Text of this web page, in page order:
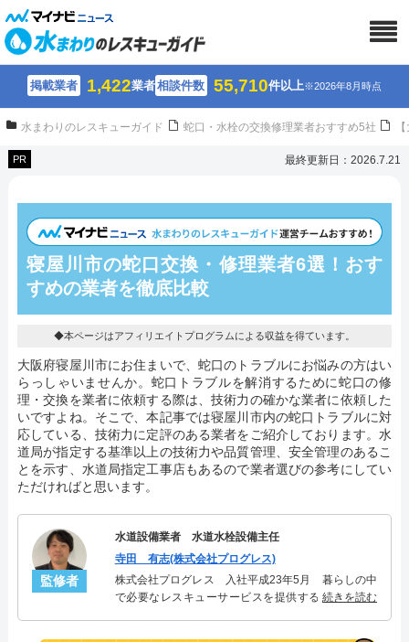
掲載業者 1,422業者相談件数 55,710件以上※2026年8月時点
水まわりのレスキューガイド 蛇口・水栓の交換修理業者おすすめ5社
PR 最終更新日：2026.7.21
寝屋川市の蛇口交換・修理業者6選！ おす
すめの業者を徹底比較
◆本ページはアフィリエイトプログラムによる収益を得ています。
大阪府寝屋川市にお住まいで、蛇口のトラブルにお悩みの方はい
らっしゃいませんか。蛇口トラブルを解消するために蛇口の修
理・交換を業者に依頼する際は、技術力の確かな業者に依頼した
いですよね。そこで、本記事では寝屋川市内の蛇口トラブルに対
応している、技術力に定評のある業者をご紹介しております。水
道局が指定する基準以上の技術力や品質管理、安全管理のあるこ
とを示す、水道局指定工事店もあるので業者選びの参考にしてい
ただければと思います。
監修者
水道設備業者 水道水栓設備主任
寺田 有志(株式会社プログレス)
株式会社プログレス 入社平成23年5月 暮らしの中
で必要なレスキューサービスを提供する株式会社プ
続きを読む